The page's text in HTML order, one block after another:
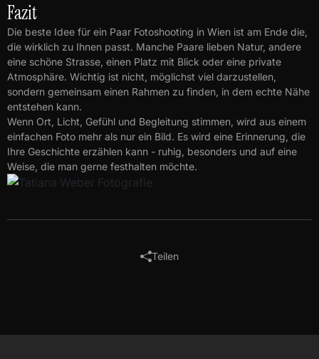
Fazit
Die beste Idee für ein Paar Fotoshooting in Wien ist am Ende die,
die wirklich zu Ihnen passt. Manche Paare lieben Natur, andere
eine schöne Strasse, einen Platz mit Blick oder eine private
Atmosphäre. Wichtig ist nicht, möglichst viel darzustellen,
sondern gemeinsam einen Rahmen zu finden, in dem echte Nähe
entstehen kann.
Wenn Ort, Licht, Gefühl und Begleitung stimmen, wird aus einem
einfachen Foto mehr als nur ein Bild. Es wird eine Erinnerung, die
Ihre Geschichte erzählen kann - ruhig, besonders und auf eine
Weise, die man gerne festhalten möchte.
Teilen